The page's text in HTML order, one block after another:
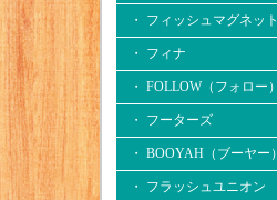
・ フィッシュマグネット
・ フィナ
・ FOLLOW（フォロー）
・ フーターズ
・ BOOYAH（ブーヤー）
・ フラッシュユニオン